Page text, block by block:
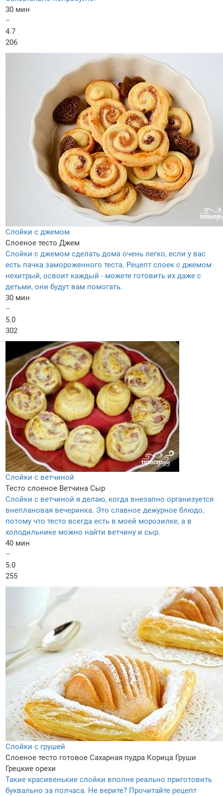
30 мин
–
4.7
206
Слойки с джемом
Слоеное тесто Джем
Слойки с джемом сделать дома очень легко, если у вас
есть пачка замороженного теста. Рецепт слоек с джемом
нехитрый, освоит каждый - можете готовить их даже с
детьми, они будут вам помогать.
30 мин
–
5.0
302
Слойки с ветчиной
Тесто слоеное Ветчина Сыр
Слойки с ветчиной я делаю, когда внезапно организуется
внеплановая вечеринка. Это славное дежурное блюдо,
потому что тесто всегда есть в моей морозилке, а в
холодильнике можно найти ветчину и сыр.
40 мин
–
5.0
255
Слойки с грушей
Слоеное тесто готовое Сахарная пудра Корица Груши
Грецкие орехи
Такие красивенькие слойки вполне реально приготовить
буквально за полчаса. Не верите? Прочитайте рецепт